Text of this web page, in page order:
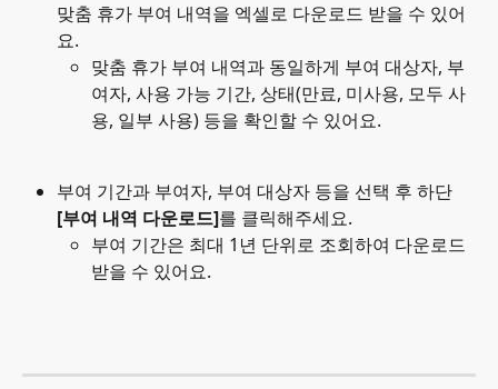
맞춤 휴가 부여 내역을 엑셀로 다운로드 받을 수 있어
요.
맞춤 휴가 부여 내역과 동일하게 부여 대상자, 부
여자, 사용 가능 기간, 상태(만료, 미사용, 모두 사
용, 일부 사용) 등을 확인할 수 있어요.
부여 기간과 부여자, 부여 대상자 등을 선택 후 하단
[부여 내역 다운로드]를 클릭해주세요.
부여 기간은 최대 1년 단위로 조회하여 다운로드
받을 수 있어요.